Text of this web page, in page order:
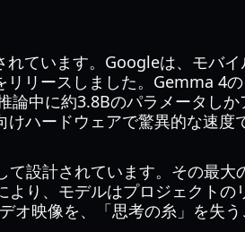
ています。Googleは、モバイ
リリースしました。Gemma 4の
論中に約3.8Bのパラメータしか
ハードウェアで驚異的な速度
設計されています。その最大
り、モデルはプロジェクトの
オ映像を、「思考の糸」を失う